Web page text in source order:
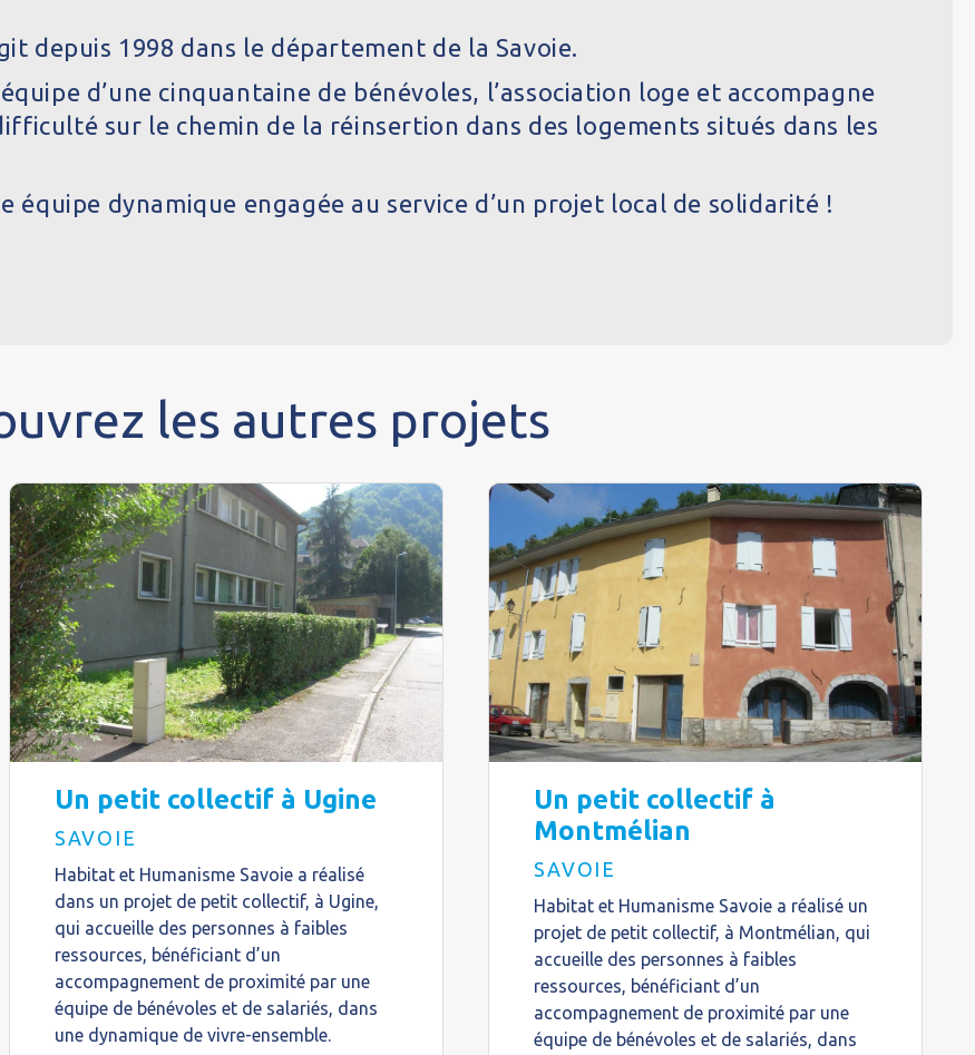
depuis 1998 dans le département de la Savoie.
d’une cinquantaine de bénévoles, l’association loge et accompagne
sur le chemin de la réinsertion dans des logements situés dans les
dynamique engagée au service d’un projet local de solidarité !
les autres projets
Un petit collectif à Ugine
SAVOIE
Habitat et Humanisme Savoie a réalisé
dans un projet de petit collectif, à Ugine,
qui accueille des personnes à faibles
ressources, bénéficiant d’un
accompagnement de proximité par une
équipe de bénévoles et de salariés, dans
une dynamique de vivre-ensemble.
Un petit collectif à
Montmélian
SAVOIE
Habitat et Humanisme Savoie a réalisé un
projet de petit collectif, à Montmélian, qui
accueille des personnes à faibles
ressources, bénéficiant d’un
accompagnement de proximité par une
équipe de bénévoles et de salariés, dans